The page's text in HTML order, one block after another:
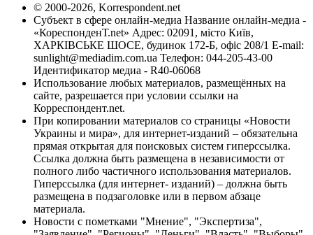
© 2000-2026, Korrespondent.net
Субъект в сфере онлайн-медиа Название онлайн-медиа -
«КореспонденТ.net» Адрес: 02091, місто Київ,
ХАРКІВСЬКЕ ШОСЕ, будинок 172-Б, офіс 208/1 E-mail:
sunlight@mediadim.com.ua Телефон: 044-205-43-00
Идентификатор медиа - R40-06068
Использование любых материалов, размещённых на
сайте, разрешается при условии ссылки на
Корреспондент.net.
При копировании материалов со страницы «Новости
Украины и мира», для интернет-изданий – обязательна
прямая открытая для поисковых систем гиперссылка.
Ссылка должна быть размещена в независимости от
полного либо частичного использования материалов.
Гиперссылка (для интернет- изданий) – должна быть
размещена в подзаголовке или в первом абзаце
материала.
Новости с пометками "Мнение", "Экспертиза",